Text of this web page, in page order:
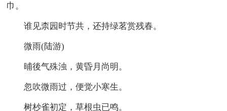
巾。
谁见柰园时节共，还持绿茗赏残春。
微雨(陆游)
晡後气殊浊，黄昏月尚明。
忽吹微雨过，便觉小寒生。
树杪雀初定，草根虫已鸣。